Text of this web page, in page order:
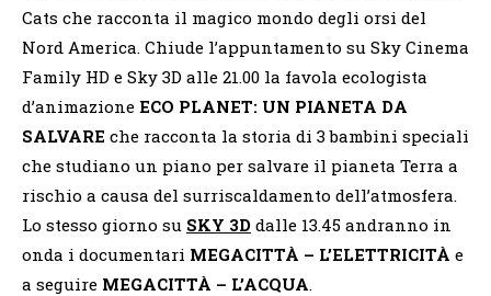
Cats che racconta il magico mondo degli orsi del
Nord America. Chiude l’appuntamento su Sky Cinema
Family HD e Sky 3D alle 21.00 la favola ecologista
d’animazione ECO PLANET: UN PIANETA DA
SALVARE che racconta la storia di 3 bambini speciali
che studiano un piano per salvare il pianeta Terra a
rischio a causa del surriscaldamento dell’atmosfera.
Lo stesso giorno su SKY 3D dalle 13.45 andranno in
onda i documentari MEGACITTÀ – L’ELETTRICITÀ e
a seguire MEGACITTÀ – L’ACQUA.